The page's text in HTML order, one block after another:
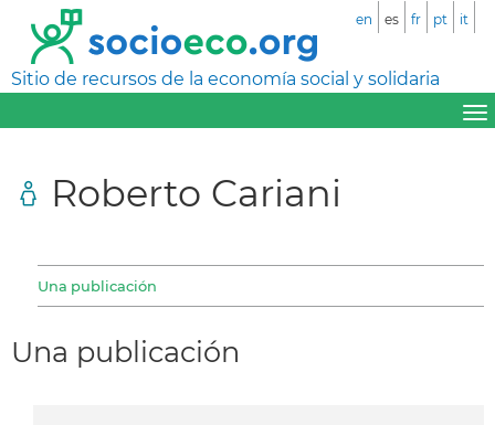
Sitio de recursos de la economía social y solidaria
en es fr pt it
Roberto Cariani
Una publicación
Una publicación